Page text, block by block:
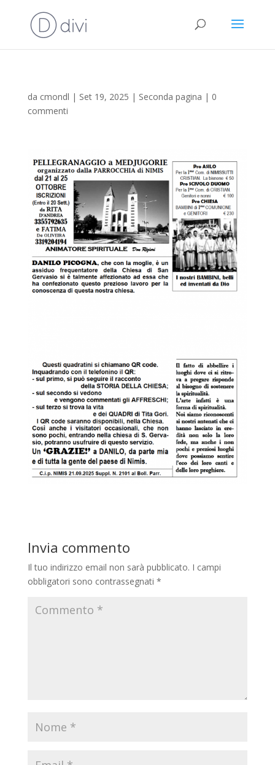
da cmondl | Set 19, 2025 | Seconda pagina | 0
commenti
Invia commento
Il tuo indirizzo email non sarà pubblicato. I campi
obbligatori sono contrassegnati *